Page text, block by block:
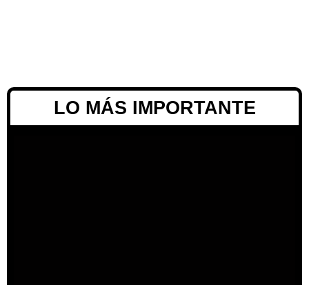
LO MÁS IMPORTANTE